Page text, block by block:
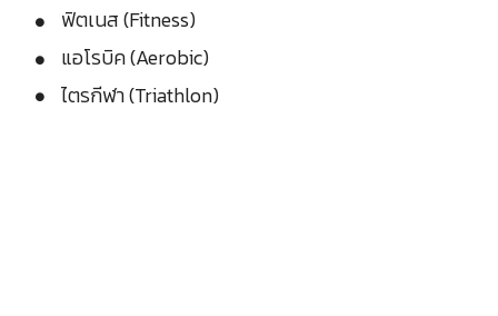
ฟิตเนส (Fitness)
แอโรบิค (Aerobic)
ไตรกีฬา (Triathlon)